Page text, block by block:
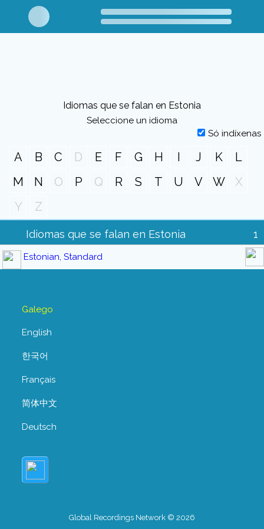
Idiomas que se falan en Estonia
Seleccione un idioma
Só indíxenas
A B C D E F G H I J K
L
M
N O P Q R S T U V W
X
Y
Z
Idiomas que se falan en Estonia 1
Estonian, Standard
Galego
English
한국어
Français
简体中文
Deutsch
Global Recordings Network © 2026